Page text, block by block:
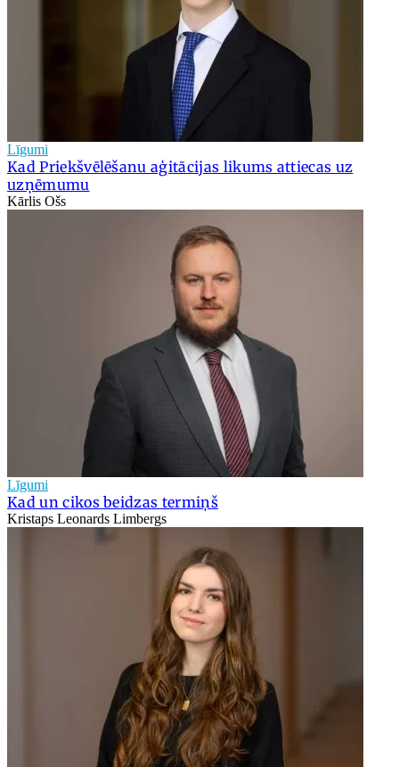
Līgumi
Kad Priekšvēlēšanu aģitācijas likums attiecas uz
uzņēmumu
Kārlis Ošs
Līgumi
Kad un cikos beidzas termiņš
Kristaps Leonards Limbergs